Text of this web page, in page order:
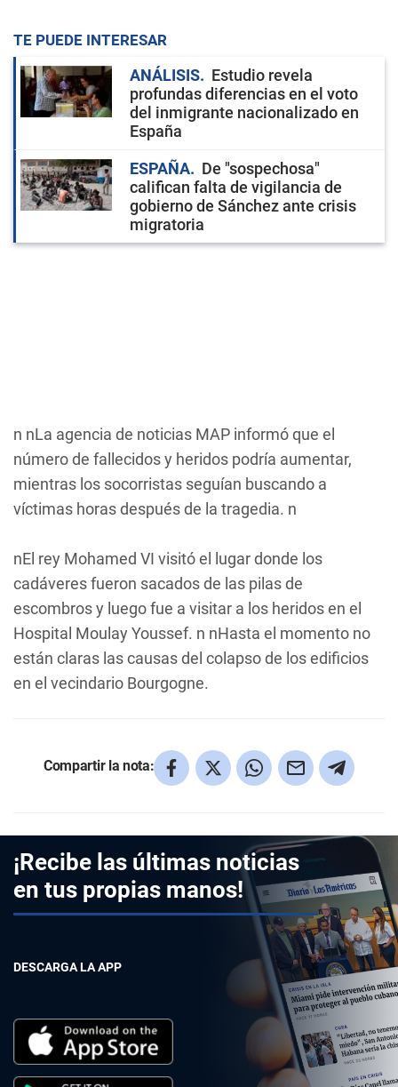
TE PUEDE INTERESAR
ANÁLISIS
Estudio revela
profundas diferencias en el voto
del inmigrante nacionalizado en
España
ESPAÑA
De "sospechosa"
califican falta de vigilancia de
gobierno de Sánchez ante crisis
migratoria
n nLa agencia de noticias MAP informó que el
número de fallecidos y heridos podría aumentar,
mientras los socorristas seguían buscando a
víctimas horas después de la tragedia. n
nEl rey Mohamed VI visitó el lugar donde los
cadáveres fueron sacados de las pilas de
escombros y luego fue a visitar a los heridos en el
Hospital Moulay Youssef. n nHasta el momento no
están claras las causas del colapso de los edificios
en el vecindario Bourgogne.
Compartir la nota:
¡Recibe las últimas noticias
en tus propias manos!
DESCARGA LA APP